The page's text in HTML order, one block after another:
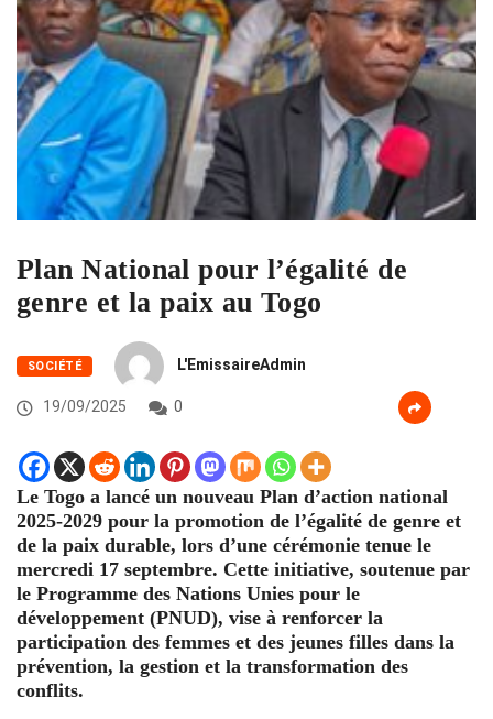
Plan National pour l’égalité de
genre et la paix au Togo
SOCIÉTÉ L'EmissaireAdmin
19/09/2025 0
Le Togo a lancé un nouveau Plan d’action national
2025-2029 pour la promotion de l’égalité de genre et
de la paix durable, lors d’une cérémonie tenue le
mercredi 17 septembre. Cette initiative, soutenue par
le Programme des Nations Unies pour le
développement (PNUD), vise à renforcer la
participation des femmes et des jeunes filles dans la
prévention, la gestion et la transformation des
conflits.